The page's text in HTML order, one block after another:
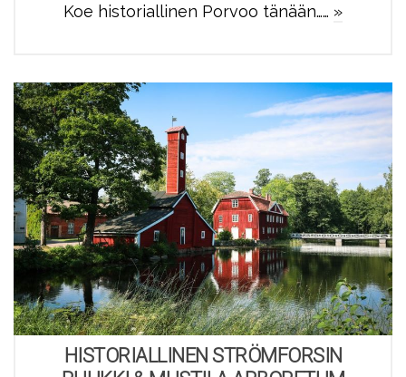
Koe historiallinen Porvoo tänään…… »
HISTORIALLINEN STRÖMFORSIN